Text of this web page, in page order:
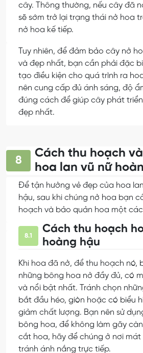
cây. Thông thường, nếu cây đã
sẽ sớm trở lại trạng thái nở hoa
nở hoa kế tiếp.
Tuy nhiên, để đảm bảo cây nở
và đẹp nhất, bạn cần phải đặc
tạo điều kiện cho quá trình ra
nên cung cấp đủ ánh sáng, độ
đúng cách để giúp cây phát
đẹp nhất.
8
Cách thu hoạch
hoa lan vũ nữ
Để tận hưởng vẻ đẹp của hoa
hậu, sau khi chúng nở hoa bạn
hoạch và bảo quản hoa một
8.1
Cách thu hoạch
hoàng hậu
Khi hoa đã nở, để thu hoạch nó,
những bông hoa nở đầy đủ, có
và nổi bật nhất. Tránh chọn
bắt đầu héo, giòn hoặc có biểu
giảm chất lượng. Bạn nên sử
bông hoa, để không làm gãy
cắt hoa, hãy để chúng ở nơi mát
tránh ánh nắng trực tiếp.